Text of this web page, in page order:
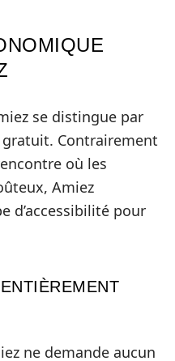
se distingue par
Contrairement
où les
Amiez
d’accessibilité pour
ne demande aucun